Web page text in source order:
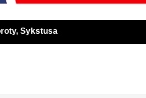
Sykstusa